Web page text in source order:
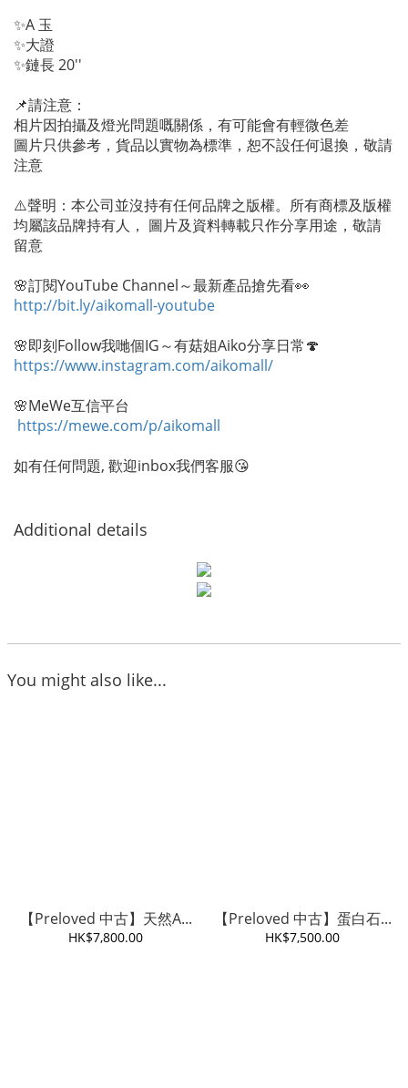
✨A 玉
✨大證
✨鏈長 20''
📌請注意：
相片因拍攝及燈光問題嘅關係，有可能會有輕微色差
圖片只供參考，貨品以實物為標準，恕不設任何退換，敬請
注意
⚠️聲明：本公司並沒持有任何品牌之版權。所有商標及版權
均屬該品牌持有人， 圖片及資料轉載只作分享用途，敬請
留意
🌸訂閱YouTube Channel～最新產品搶先看👀
http://bit.ly/aikomall-youtube
🌸即刻Follow我哋個IG～有菇姐Aiko分享日常🍄
https://www.instagram.com/aikomall/
🌸MeWe互信平台
https://mewe.com/p/aikomall
如有任何問題, 歡迎inbox我們客服😘
Additional details
You might also like...
【Preloved 中古】天然A...
HK$7,800.00
【Preloved 中古】蛋白石...
HK$7,500.00